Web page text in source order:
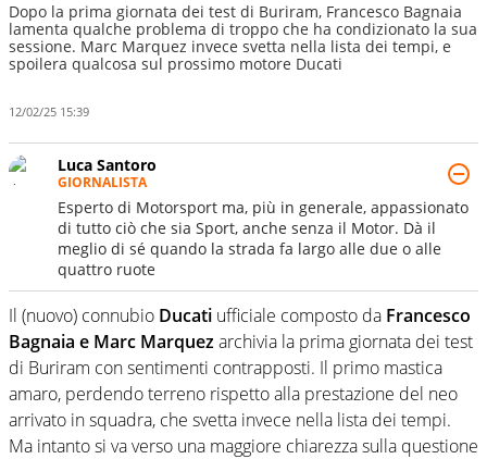
Dopo la prima giornata dei test di Buriram, Francesco Bagnaia
lamenta qualche problema di troppo che ha condizionato la sua
sessione. Marc Marquez invece svetta nella lista dei tempi, e
spoilera qualcosa sul prossimo motore Ducati
12/02/25 15:39
Luca Santoro
GIORNALISTA
Esperto di Motorsport ma, più in generale, appassionato
di tutto ciò che sia Sport, anche senza il Motor. Dà il
meglio di sé quando la strada fa largo alle due o alle
quattro ruote
Il (nuovo) connubio Ducati ufficiale composto da Francesco
Bagnaia e Marc Marquezarchivia la prima giornata dei test
di Buriram con sentimenti contrapposti. Il primo mastica
amaro, perdendo terreno rispetto alla prestazione del neo
arrivato in squadra, che svetta invece nella lista dei tempi.
Ma intanto si va verso una maggiore chiarezza sulla questione